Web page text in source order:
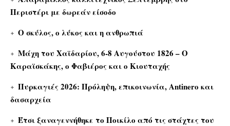
Περιστέρι με δωρεάν είσοδο
Ο σκύλος, ο λύκος και η ανθρωπιά
Μάχη του Χαϊδαρίου, 6-8 Αυγούστου 1826 – Ο
Καραϊσκάκης, ο Φαβιέρος και ο Κιουταχής
Πυρκαγιές 2026: Πρόληψη, επικοινωνία, Antinero και
δασαρχεία
Έτσι ξαναγεννήθηκε το Ποικίλο από τις στάχτες του